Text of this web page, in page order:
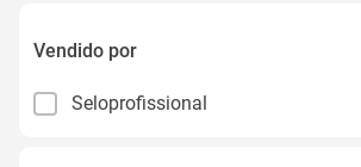
Vendido por
Seloprofissional